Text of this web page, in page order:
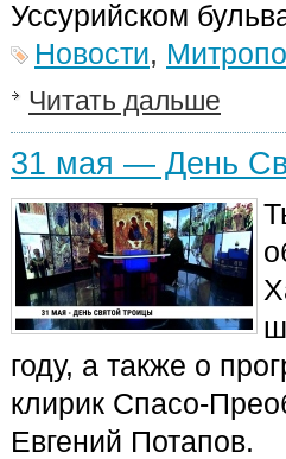
Уссурийском
Новости,
Читать дальше
31 мая — День
году, а также о
клирик Спасо-
Евгений Потапов.